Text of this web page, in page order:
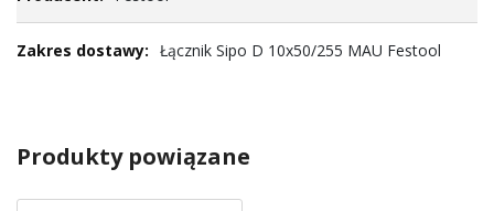
Łącznik Sipo D 10x50/255 MAU Festool
Produkty powiązane